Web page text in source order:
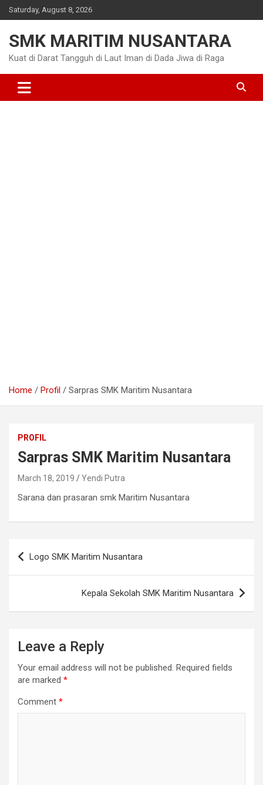
Skip
to
Saturday, August 8, 2026
SMK MARITIM NUSANTARA
Kuat di Darat Tangguh di Laut Iman di Dada Jiwa di Raga
Home Profil Sarpras SMK Maritim Nusantara
PROFIL
Sarpras SMK Maritim Nusantara
March 18, 2019 Yendi Putra
Sarana dan prasaran smk Maritim Nusantara
Post
navigation
Logo SMK Maritim Nusantara
Kepala Sekolah SMK Maritim Nusantara
Leave a Reply
Your email address will not be published. Required fields
are marked *
Comment *